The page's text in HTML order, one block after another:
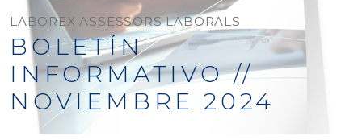
LABOREX ASSESSORS LABORALS
BOLETÍN
INFORMATIVO //
NOVIEMBRE 2024